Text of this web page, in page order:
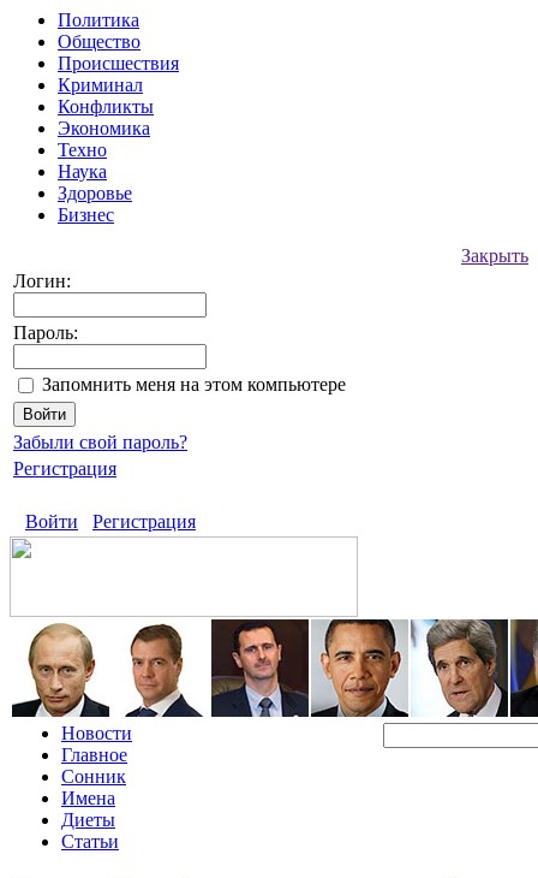
Политика
Общество
Происшествия
Криминал
Конфликты
Экономика
Техно
Наука
Здоровье
Бизнес
Закрыть
Логин:
Пароль:
Запомнить меня на этом компьютере
Забыли свой пароль?
Регистрация
Войти Регистрация
Новости
Главное
Сонник
Имена
Диеты
Статьи